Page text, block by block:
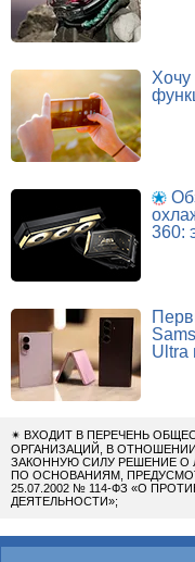
Хочу
360:
Ultra
✴ ВХОДИТ В ПЕРЕЧЕНЬ
ОРГАНИЗАЦИЙ, В
ЗАКОННУЮ СИЛУ РЕШЕНИЕ О
ПО ОСНОВАНИЯМ,
25.07.2002 № 114-ФЗ «О
ДЕЯТЕЛЬНОСТИ»;